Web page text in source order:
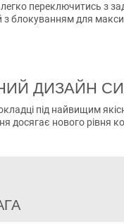
переключитись з
з блокуванням для
ДИЗАЙН
під найвищим
досягає нового рівня